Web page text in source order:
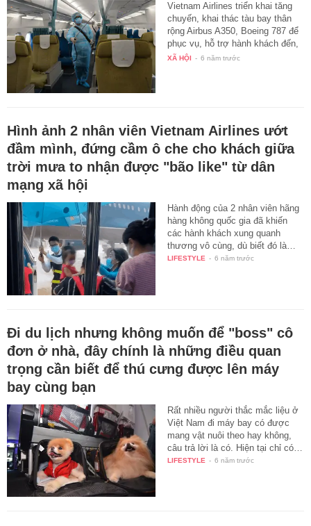
Vietnam Airlines triển khai tăng
chuyến, khai thác tàu bay thân
rộng Airbus A350, Boeing 787 để
phục vụ, hỗ trợ hành khách đến,
…
XÃ HỘI - 6 năm trước
Hình ảnh 2 nhân viên Vietnam Airlines ướt
đầm mình, đứng cầm ô che cho khách giữa
trời mưa to nhận được "bão like" từ dân
mạng xã hội
Hành động của 2 nhân viên hãng
hàng không quốc gia đã khiến
các hành khách xung quanh
thương vô cùng, dù biết đó là…
LIFESTYLE - 6 năm trước
Đi du lịch nhưng không muốn để "boss" cô
đơn ở nhà, đây chính là những điều quan
trọng cần biết để thú cưng được lên máy
bay cùng bạn
Rất nhiều người thắc mắc liệu ở
Việt Nam đi máy bay có được
mang vật nuôi theo hay không,
câu trả lời là có. Hiện tại chỉ có…
LIFESTYLE - 6 năm trước